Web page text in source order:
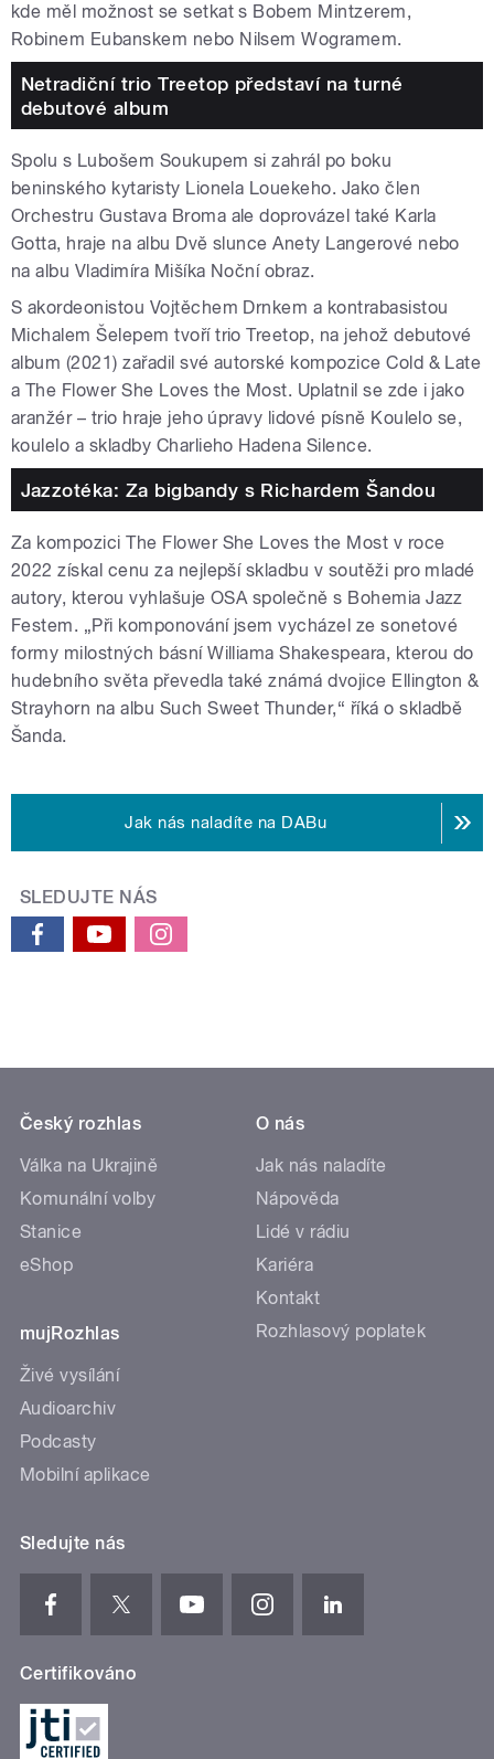
kde měl možnost se setkats Bobem Mintzerem,
Robinem Eubanskem nebo Nilsem Wogramem.
Netradiční trio Treetop představí na turné
debutové album
Spolu s Lubošem Soukupem si zahrál po boku
beninského kytaristy Lionela Louekeho. Jako člen
Orchestru Gustava Broma ale doprovázel také Karla
Gotta, hraje na albu Dvě slunce Anety Langerové nebo
na albu Vladimíra Mišíka Noční obraz.
S akordeonistou Vojtěchem Drnkem a kontrabasistou
Michalem Šelepem tvoří trio Treetop, na jehož debutové
album (2021) zařadil své autorské kompozice Cold & Late
a The Flower She Loves the Most. Uplatnil se zde i jako
aranžér – trio hraje jeho úpravy lidové písně Koulelo se,
koulelo a skladby Charlieho Hadena Silence.
Jazzotéka: Za bigbandy s Richardem Šandou
Za kompozici The Flower She Loves the Most v roce
2022 získal cenu za nejlepší skladbu v soutěži pro mladé
autory, kterou vyhlašuje OSA společně s Bohemia Jazz
Festem. „Při komponování jsem vycházel ze sonetové
formy milostných básní Williama Shakespeara, kterou do
hudebního světa převedla také známá dvojice Ellington &
Strayhorn na albu Such Sweet Thunder,“ říká o skladbě
Šanda.
Jak nás naladíte na DABu
SLEDUJTE NÁS
Český rozhlas
Válka na Ukrajině
Komunální volby
Stanice
eShop
mujRozhlas
Živé vysílání
Audioarchiv
Podcasty
Mobilní aplikace
O nás
Jak nás naladíte
Nápověda
Lidé v rádiu
Kariéra
Kontakt
Rozhlasový poplatek
Sledujte nás
Certifikováno